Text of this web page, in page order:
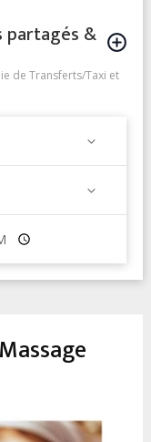
partagés &
de Transferts/Taxi et